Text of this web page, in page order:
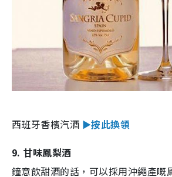
西班牙香檳汽酒 ►按此換領
9. 甘味鳳梨酒
鐘意飲甜酒的話，可以採用沖繩產嘅